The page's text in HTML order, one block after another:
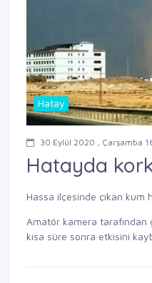
Hatay
30 Eylül 2020 , Çarşamba
Hatayda
Hassa ilçesinde çıkan kum
Amatör kamera
kısa süre sonra etkisini